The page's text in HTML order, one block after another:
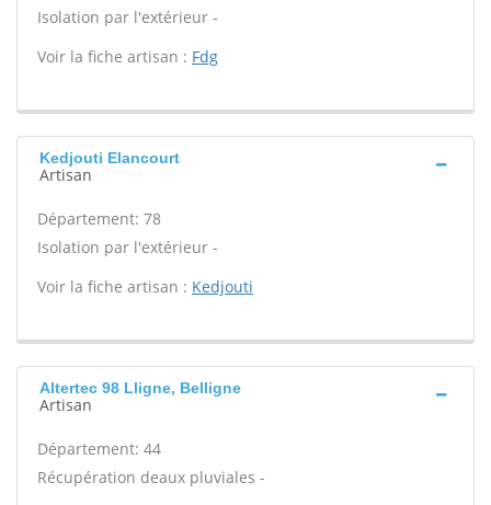
Isolation par l'extérieur -
Voir la fiche artisan : Fdg
Kedjouti Elancourt
Artisan
Département: 78
Isolation par l'extérieur -
Voir la fiche artisan : Kedjouti
Altertec 98 Lligne, Belligne
Artisan
Département: 44
Récupération deaux pluviales -